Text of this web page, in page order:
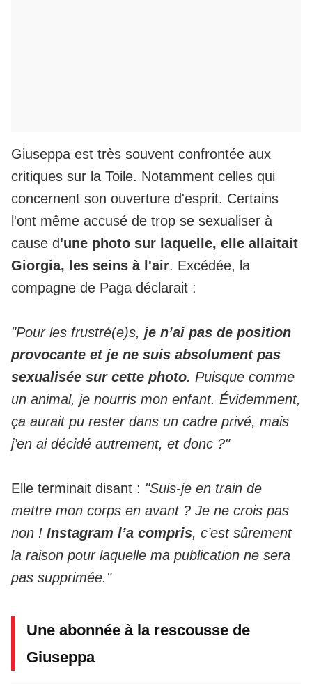
Giuseppa est très souvent confrontée aux
critiques sur la Toile. Notamment celles qui
concernent son ouverture d'esprit. Certains
l'ont même accusé de trop se sexualiser à
cause d'une photo sur laquelle, elle allaitait
Giorgia, les seins à l'air. Excédée, la
compagne de Paga déclarait :
"Pour les frustré(e)s, je n’ai pas de position
provocante et je ne suis absolument pas
sexualisée sur cette photo. Puisque comme
un animal, je nourris mon enfant. Évidemment,
ça aurait pu rester dans un cadre privé, mais
j’en ai décidé autrement, et donc ?"
Elle terminait disant : "Suis-je en train de
mettre mon corps en avant ? Je ne crois pas
non ! Instagram l’a compris, c’est sûrement
la raison pour laquelle ma publication ne sera
pas supprimée."
Une abonnée à la rescousse de
Giuseppa